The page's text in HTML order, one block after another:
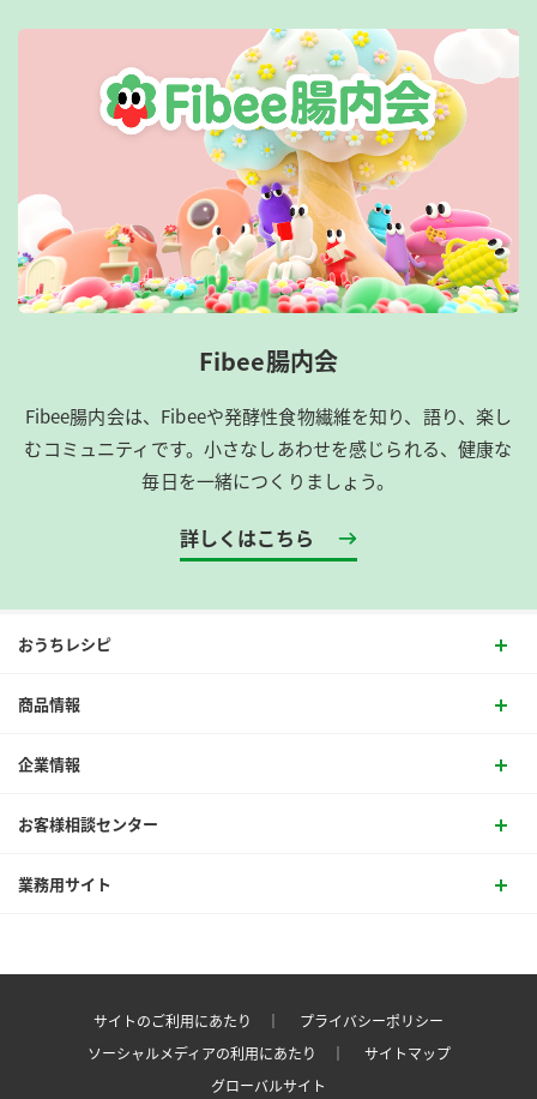
Fibee腸内会
Fibee腸内会は、​Fibeeや発酵性食物繊維を知り、語り、楽し
むコミュニティです。​小さなしあわせを感じられる、健康な
毎日を一緒につくりましょう。
詳しくはこちら
おうちレシピ
商品情報
企業情報
お客様相談センター
業務用サイト
サイトのご利用にあたり ｜
プライバシーポリシー
ソーシャルメディアの利用にあたり ｜
サイトマップ
グローバルサイト